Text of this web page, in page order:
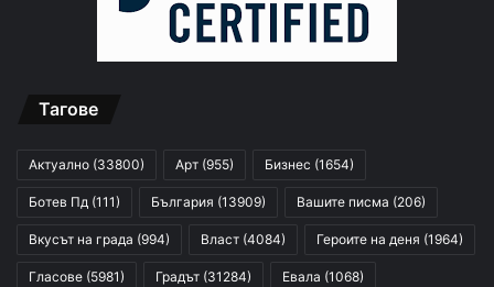
Тагове
Актуално (33800) Арт (955) Бизнес (1654)
Ботев Пд (111) България (13909) Вашите писма (206)
Вкусът на града (994) Власт (4084) Героите на деня (1964)
Гласове (5981) Градът (31284) Евала (1068)